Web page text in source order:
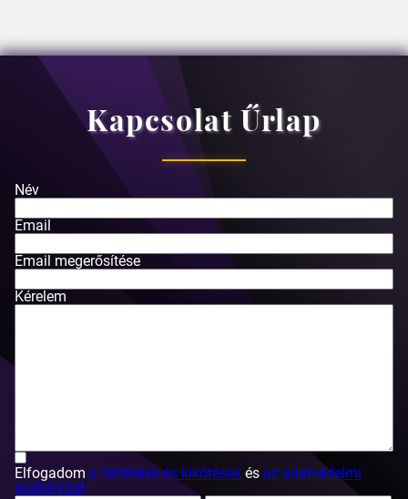
Kapcsolat Űrlap
Név
Email
Email megerősítése
Kérelem
Elfogadom a feltételek és kikötések és az adatvédelmi
szabályzat